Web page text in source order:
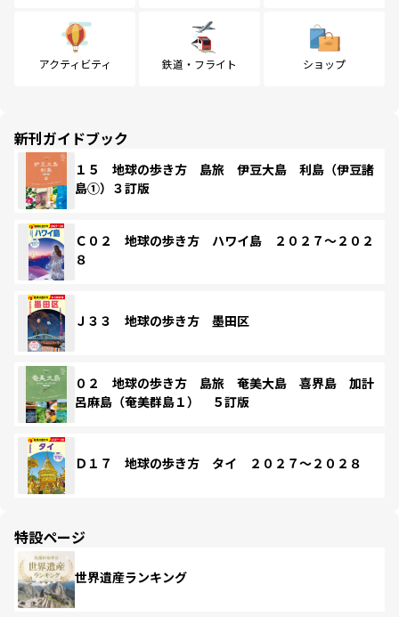
アクティビティ 鉄道・フライト ショップ
新刊ガイドブック
１５ 地球の歩き方 島旅 伊豆大島 利島（伊豆諸
島①）３訂版
Ｃ０２ 地球の歩き方 ハワイ島 ２０２７～２０２
８
Ｊ３３ 地球の歩き方 墨田区
０２ 地球の歩き方 島旅 奄美大島 喜界島 加計
呂麻島（奄美群島１） ５訂版
Ｄ１７ 地球の歩き方 タイ ２０２７～２０２８
特設ページ
世界遺産ランキング